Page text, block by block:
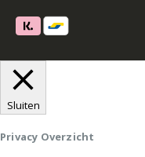
Sluiten
Privacy Overzicht